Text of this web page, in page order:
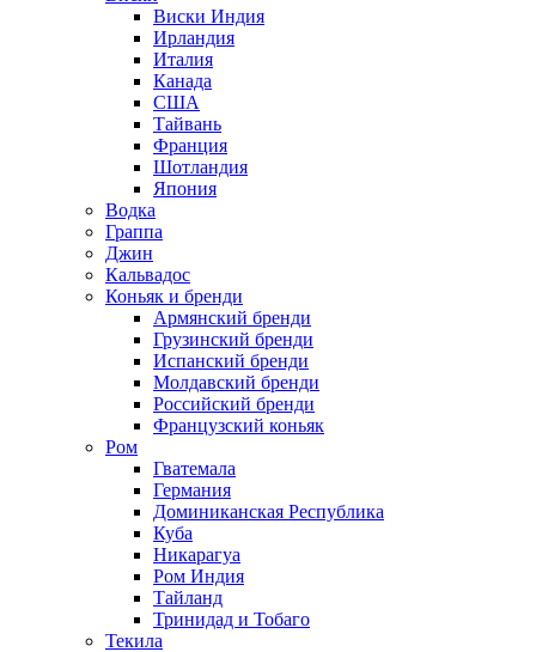
Виски Индия
Ирландия
Италия
Канада
США
Тайвань
Франция
Шотландия
Япония
Водка
Граппа
Джин
Кальвадос
Коньяк и бренди
Армянский бренди
Грузинский бренди
Испанский бренди
Молдавский бренди
Российский бренди
Французский коньяк
Ром
Гватемала
Германия
Доминиканская Республика
Куба
Никарагуа
Ром Индия
Тайланд
Тринидад и Тобаго
Текила